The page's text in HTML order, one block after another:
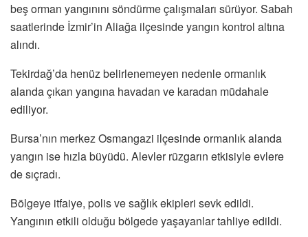
beş orman yangınını söndürme çalışmaları sürüyor. Sabah
saatlerinde İzmir’in Aliağa ilçesinde yangın kontrol altına
alındı.
Tekirdağ’da henüz belirlenemeyen nedenle ormanlık
alanda çıkan yangına havadan ve karadan müdahale
ediliyor.
Bursa’nın merkez Osmangazi ilçesinde ormanlık alanda
yangın ise hızla büyüdü. Alevler rüzgarın etkisiyle evlere
de sıçradı.
Bölgeye itfaiye, polis ve sağlık ekipleri sevk edildi.
Yangının etkili olduğu bölgede yaşayanlar tahliye edildi.